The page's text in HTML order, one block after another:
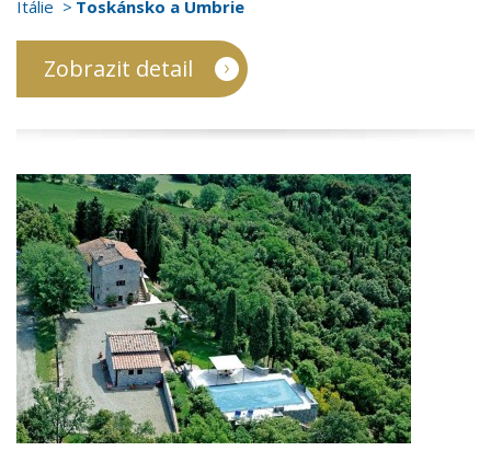
Itálie Toskánsko a Umbrie
Zobrazit detail